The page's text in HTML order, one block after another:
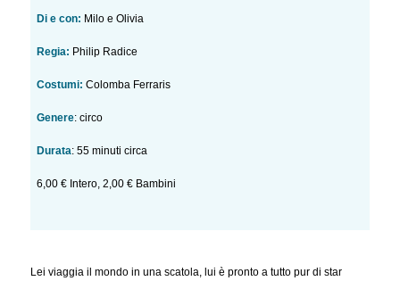
Di e con: Milo e Olivia
Regia: Philip Radice
Costumi: Colomba Ferraris
Genere:circo
Durata: 55 minuti circa
6,00 € Intero, 2,00 € Bambini
Lei viaggia il mondo in una scatola, lui è pronto a tutto pur di star